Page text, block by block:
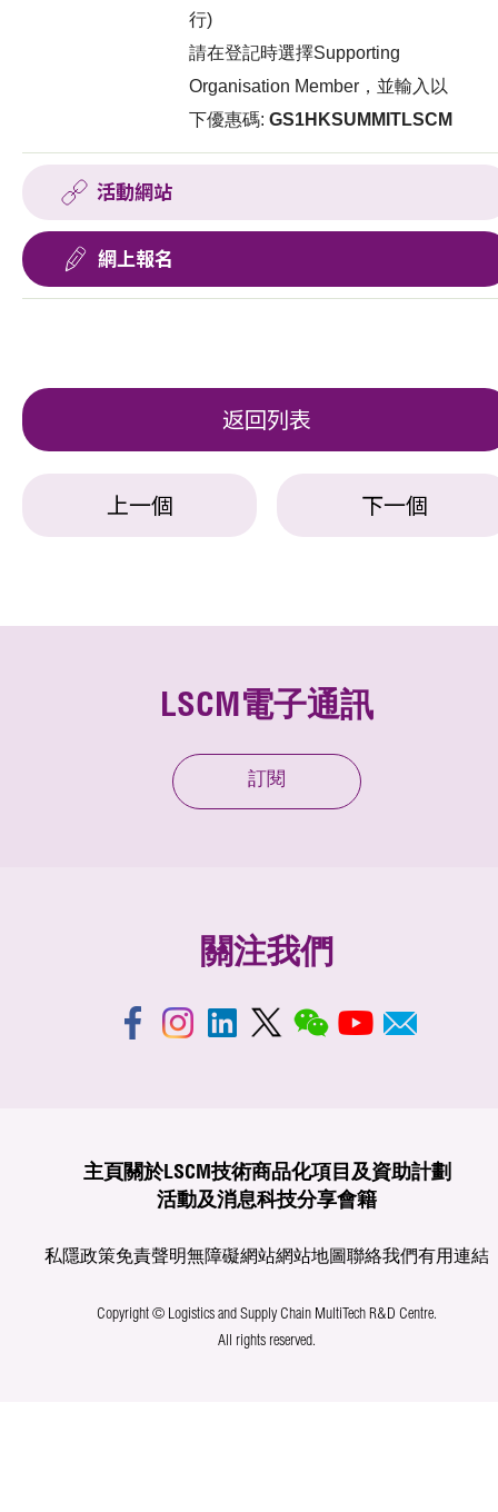
行)
請在登記時選擇Supporting
Organisation Member，並輸入以
下優惠碼: GS1HKSUMMITLSCM
活動網站
網上報名
返回列表
上一個 下一個
LSCM電子通訊
訂閱
關注我們
主頁 關於LSCM技術商品化項目及資助計劃
活動及消息科技分享會籍
私隱政策免責聲明無障礙網站網站地圖聯絡我們有用連結
Copyright © Logistics and Supply Chain MultiTech R&D Centre.
All rights reserved.